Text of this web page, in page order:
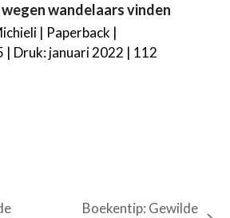
wandelaars vinden
| Paperback |
Druk: januari 2022 | 112
Boekentip: Gewilde